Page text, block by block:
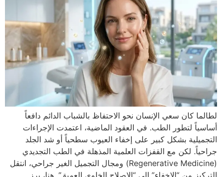
لطالما كان سعي الإنسان نحو الاحتفاظ بالشباب الدائم دافعاً
أساسياً لتطور الطب. في العقود الماضية، اعتمدت الإجراءات
التجميلية بشكل كبير على إخفاء العيوب سطحياً أو شد الجلد
جراحياً. لكن مع القفزات العلمية المذهلة في الطب التجديدي
(Regenerative Medicine) ومجال التجميل الغير جراحي، انتقل
التركيز من “الإخفاء” إلى “الإصلاح الخلوي العميق”. هنا، برز